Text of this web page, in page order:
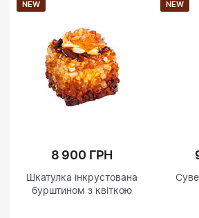
NEW
8 900 ГРН
Шкатулка інкрустована
бурштином з квіткою
NEW